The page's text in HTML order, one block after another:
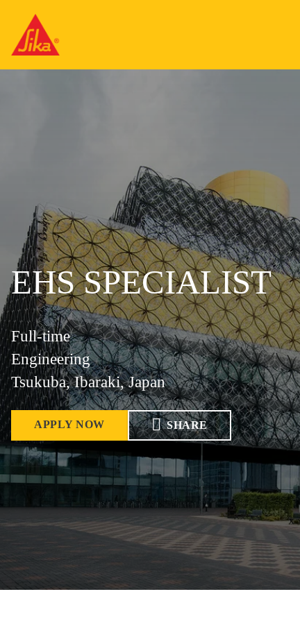
EHS SPECIALIST
Full-time
Engineering
Tsukuba, Ibaraki, Japan
APPLY NOW SHARE